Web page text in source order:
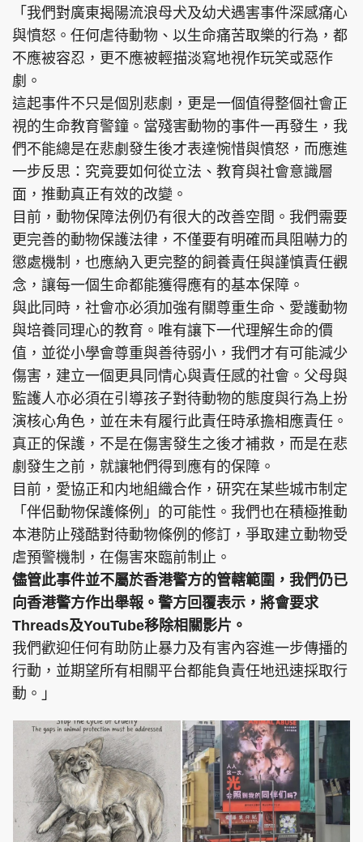
「我們對廣東揭陽流浪母犬及幼犬遇害事件深感痛心
與憤怒。任何虐待動物、以生命痛苦取樂的行為，都
不應被容忍，更不應被輕描淡寫地視作玩笑或惡作
劇。
這起事件不只是個別悲劇，更是一個值得整個社會正
視的生命教育警鐘。當殘害動物的事件一再發生，我
們不能總是在悲劇發生後才表達惋惜與憤怒，而應進
一步反思：究竟要如何從立法、教育與社會意識層
面，推動真正有效的改變。
目前，動物保障法例仍有很大的改善空間。我們需要
更完善的動物保護法律，不僅要有明確而具阻嚇力的
懲處機制，也應納入更完整的飼養責任與謹慎責任觀
念，讓每一個生命都能獲得應有的基本保障。
與此同時，社會亦必須加強有關尊重生命、愛護動物
與培養同理心的教育。唯有讓下一代理解生命的價
值，並從小學會尊重與善待弱小，我們才有可能減少
傷害，建立一個更具同情心與責任感的社會。父母與
監護人亦必須在引導孩子對待動物的態度與行為上扮
演核心角色，並在未有履行此責任時承擔相應責任。
真正的保護，不是在傷害發生之後才補救，而是在悲
劇發生之前，就讓牠們得到應有的保障。
目前，愛協正和内地組織合作，研究在某些城市制定
「伴侣動物保護條例」的可能性。我們也在積極推動
本港防止殘酷對待動物條例的修訂，爭取建立動物受
虐預警機制，在傷害來臨前制止。
儘管此事件並不屬於香港警方的管轄範圍，我們仍已
向香港警方作出舉報。警方回覆表示，將會要求
Threads及YouTube移除相關影片。
我們歡迎任何有助防止暴力及有害內容進一步傳播的
行動，並期望所有相關平台都能負責任地迅速採取行
動。」